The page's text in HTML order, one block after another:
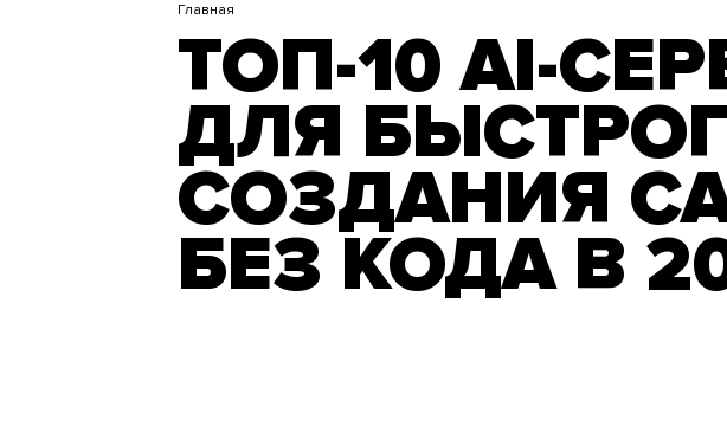
Главная
ТОП-10 AI-
ДЛЯ
СОЗДАНИЯ
БЕЗ КОДА В